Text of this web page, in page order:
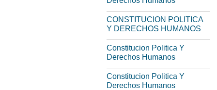
CONSTITUCION POLITICA
Y DERECHOS HUMANOS
Constitucion Politica Y
Derechos Humanos
Constitucion Politica Y
Derechos Humanos